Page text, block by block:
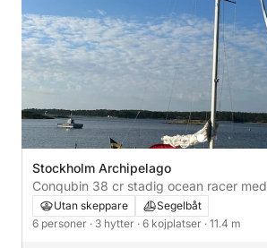
Stockholm Archipelago
Conqubin 38 cr stadig ocean racer
komfort
Utan skeppare
Segelbåt
6 personer · 3 hytter · 6 kojplatser · 11.4 m